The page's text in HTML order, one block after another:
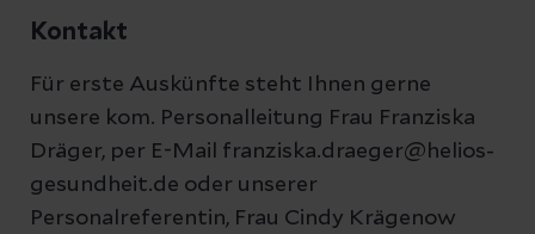
Kontakt
Für erste Auskünfte steht Ihnen gerne
unsere kom. Personalleitung Frau Franziska
Dräger, per E-Mail franziska.draeger@helios-
gesundheit.de oder unserer
Personalreferentin, Frau Cindy Krägenow